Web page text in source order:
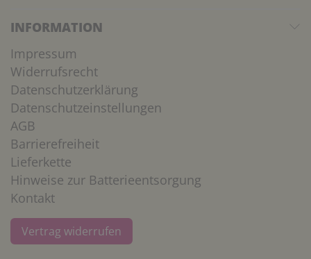
INFORMATION
Impressum
Widerrufsrecht
Datenschutzerklärung
Datenschutzeinstellungen
AGB
Barrierefreiheit
Lieferkette
Hinweise zur Batterieentsorgung
Kontakt
Vertrag widerrufen